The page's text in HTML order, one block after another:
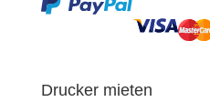
Drucker mieten